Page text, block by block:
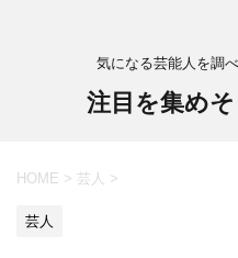
気になる芸能人を調
注目を集め
HOME > 芸人 >
芸人